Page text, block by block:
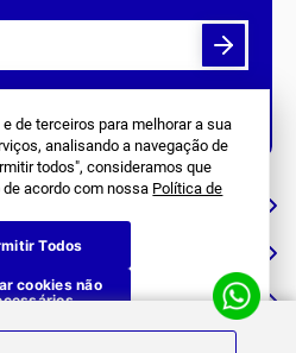
de terceiros para melhorar a sua
analisando a navegação de
todos", consideramos que
acordo com nossa Política de
Todos
cookies não